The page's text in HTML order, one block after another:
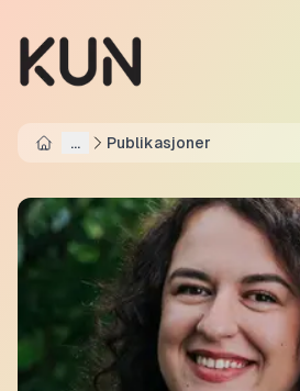
... Publikasjoner